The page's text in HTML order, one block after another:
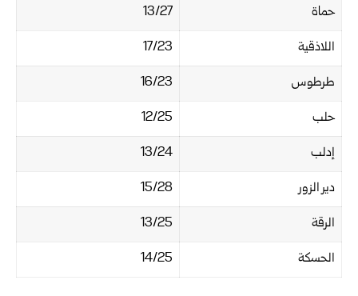
حماة
13/27
اللاذقية
17/23
طرطوس
16/23
حلب
12/25
إدلب
13/24
دير الزور
15/28
الرقة
13/25
الحسكة
14/25